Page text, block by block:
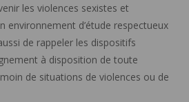
les violences sexistes et
environnement d’étude respectueux
de rappeler les dispositifs
à disposition de toute
de situations de violences ou de